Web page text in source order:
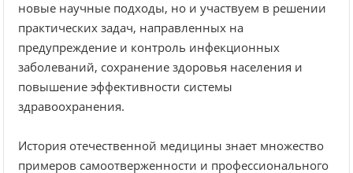
новые научные подходы, но и участвуем в решении
практических задач, направленных на
предупреждение и контроль инфекционных
заболеваний, сохранение здоровья населения и
повышение эффективности системы
здравоохранения.
История отечественной медицины знает множество
примеров самоотверженности и профессионального